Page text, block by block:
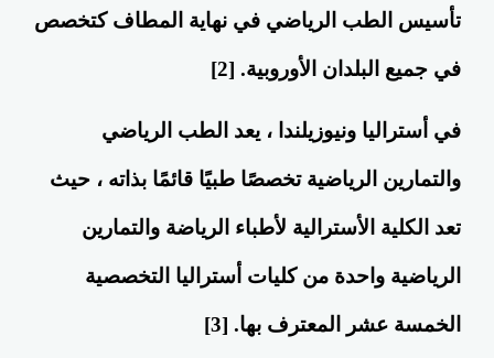
تأسيس الطب الرياضي في نهاية المطاف كتخصص
في جميع البلدان الأوروبية. [2]
في أستراليا ونيوزيلندا ، يعد الطب الرياضي
والتمارين الرياضية تخصصًا طبيًا قائمًا بذاته ، حيث
تعد الكلية الأسترالية لأطباء الرياضة والتمارين
الرياضية واحدة من كليات أستراليا التخصصية
الخمسة عشر المعترف بها. [3]